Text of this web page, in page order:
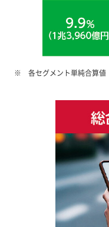
各セグメント単純合算